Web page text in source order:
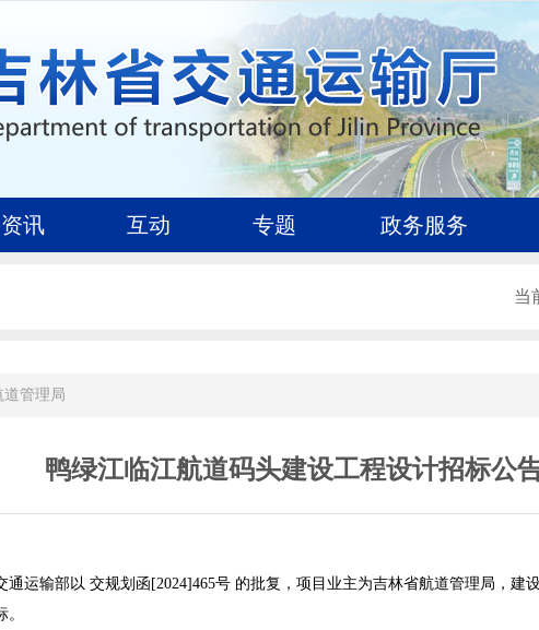
资讯 互动 专题 政务服务
当
道管理局
鸭绿江临江航道码头建设工程设计招标公
通运输部以 交规划函[2024]465号 的批复，项目业主为吉林省航道管理局 ，建